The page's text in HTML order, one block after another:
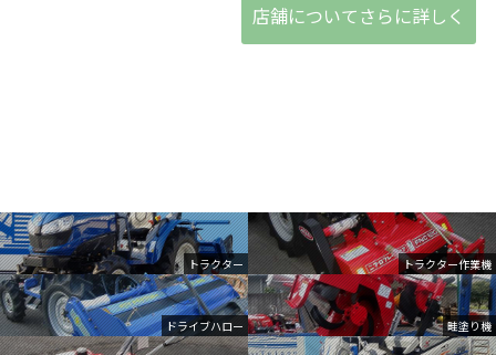
トラクター トラクター作業機
ドライブハロー 畦塗り機
店舗についてさらに詳しく